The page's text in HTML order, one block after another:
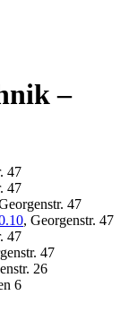
–
47
47
47
, Georgenstr. 47
47
47
26
6